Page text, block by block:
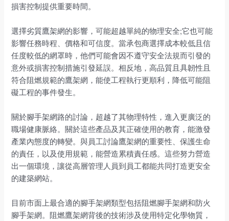
損害控制提供重要時間。
選擇劣質鷹架網的影響，可能超越單純的物理安全;它也可能
影響任務時程、價格和可信度。當承包商選擇成本較低且信
任度較低的網罩時，他們可能會因不遵守安全法規而引發的
意外或損害控制措施引發延誤。相反地，高品質且具韌性且
符合阻燃規範的鷹架網，能使工程執行更順利，降低可能阻
礙工程的事件發生。
關於腳手架網路的討論，超越了其物理特性，進入更廣泛的
職場健康脈絡。關於這些產品及其正確使用的教育，能激發
產業內態度的轉變。與員工討論鷹架網的重要性、保護生命
的責任，以及使用規範，能營造累積責任感。這些努力營造
出一個環境，讓從高層管理人員到員工都能共同打造更安全
的建築網站。
目前市面上最合適的腳手架網類型包括阻燃腳手架網和防火
腳手架網。阻燃鷹架網背後的技術涉及使用特定化學物質，